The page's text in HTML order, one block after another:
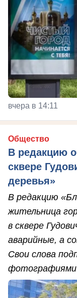
вчера в 14:11
Общество
В редакцию
сквере
деревья»
В редакцию
жительница
в сквере
аварийные, а
Свои слова
фотографиями